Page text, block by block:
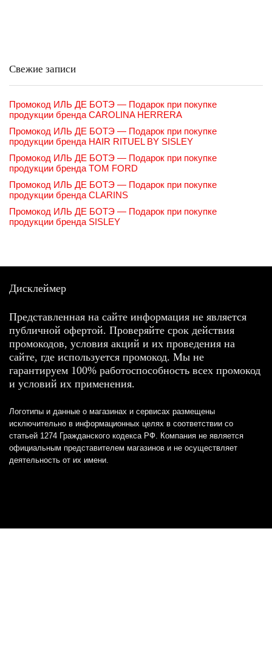
Свежие записи
Промокод ИЛЬ ДЕ БОТЭ — Подарок при покупке
продукции бренда CAROLINA HERRERA
Промокод ИЛЬ ДЕ БОТЭ — Подарок при покупке
продукции бренда HAIR RITUEL BY SISLEY
Промокод ИЛЬ ДЕ БОТЭ — Подарок при покупке
продукции бренда TOM FORD
Промокод ИЛЬ ДЕ БОТЭ — Подарок при покупке
продукции бренда CLARINS
Промокод ИЛЬ ДЕ БОТЭ — Подарок при покупке
продукции бренда SISLEY
Дисклеймер
Представленная на сайте информация не является
публичной офертой. Проверяйте срок действия
промокодов, условия акций и их проведения на
сайте, где используется промокод. Мы не
гарантируем 100% работоспособность всех промокод
и условий их применения.
Логотипы и данные о магазинах и сервисах размещены
исключительно в информационных целях в соответствии со
статьей 1274 Гражданского кодекса РФ. Компания не является
официальным представителем магазинов и не осуществляет
деятельность от их имени.